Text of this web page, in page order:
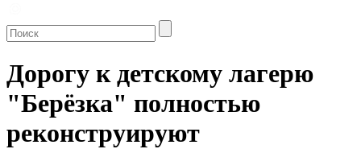
Дорогу к детскому лагерю
"Берёзка" полностью
реконструируют